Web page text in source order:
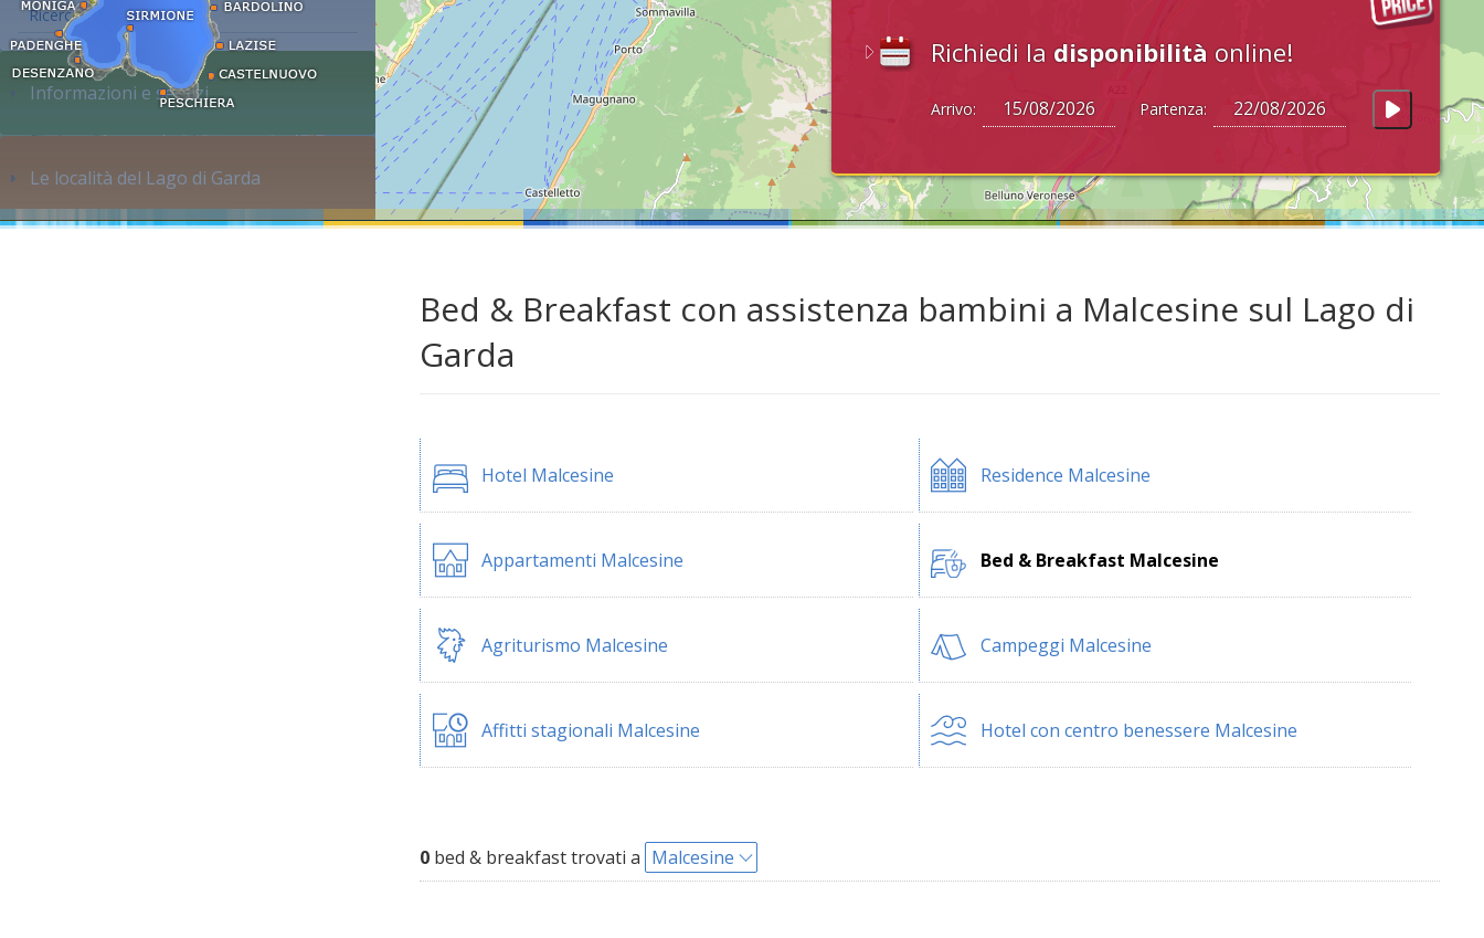
Richiedi la disponibilità online!
Arrivo: Partenza:
Ricerca alloggi...
Informazioni e servizi
Le località del Lago di Garda
Bed & Breakfast con assistenza bambini a Malcesine sul Lago di
Garda
Hotel Malcesine Residence Malcesine
Appartamenti Malcesine Bed & Breakfast Malcesine
Agriturismo Malcesine Campeggi Malcesine
Affitti stagionali Malcesine Hotel con centro benessere Malcesine
0 bed & breakfast trovati a Malcesine